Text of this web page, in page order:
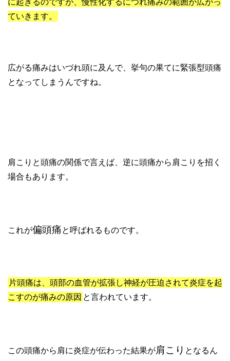
に起きるのですが、慢性化するにつれ痛みの範囲が広がっ
ていきます。
広がる痛みはいづれ頭に及んで、挙句の果てに緊張型頭痛
となってしまうんですね。
肩こりと頭痛の関係で言えば、逆に頭痛から肩こりを招く
場合もあります。
これが偏頭痛と呼ばれるものです。
片頭痛は、頭部の血管が拡張し神経が圧迫されて炎症を起
こすのが痛みの原因 と言われています。
この頭痛から肩に炎症が伝わった結果が肩こり となるん